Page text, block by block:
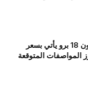
ارتفاع في السعر| آيفون 18 برو يأتي بسعر